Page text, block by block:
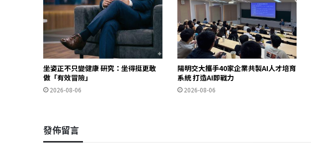
坐姿正不只變健康 研究：坐得挺更敢
做「有效冒險」
2026-08-06
陽明交大攜手40家企業共製AI人才培育
系統 打造AI即戰力
2026-08-06
發佈留言